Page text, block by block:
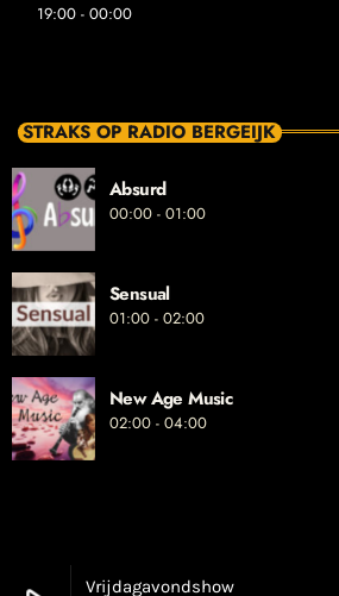
Vrijdagavondshow
19:00 - 00:00
STRAKS OP RADIO BERGEIJK
Absurd
00:00 - 01:00
Sensual
01:00 - 02:00
New Age Music
02:00 - 04:00